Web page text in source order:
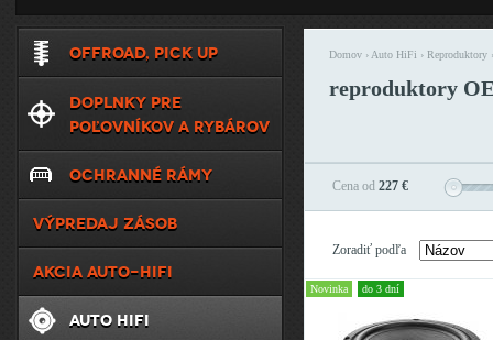
Domov› Auto HiFi › Reproduktory
reproduktory
Cena od 227 €
Zoradiť podľa
Novinka do 3 dní
OFFROAD, PICK UP
DOPLNKY PRE
POĽOVNÍKOV A RYBÁROV
OCHRANNÉ RÁMY
VÝPREDAJ ZÁSOB
AKCIA AUTO-HIFI
AUTO HIFI